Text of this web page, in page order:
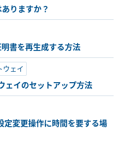
りますか？
書を再生成する方法
ウェイ
ェイのセットアップ方法
定変更操作に時間を要する場